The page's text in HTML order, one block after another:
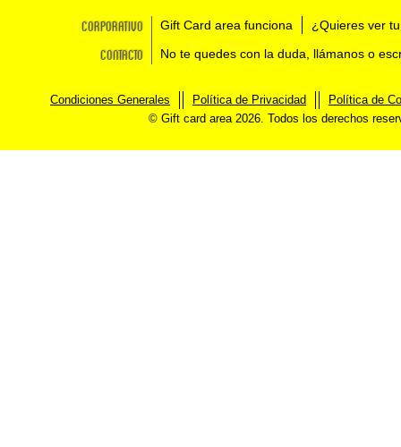
Corporativo Gift Card area funciona ¿Quieres ver
Contacto No te quedes con la duda, llámanos o
Condiciones Generales Política de Privacidad
Política de
© Gift card area 2026. Todos los derechos